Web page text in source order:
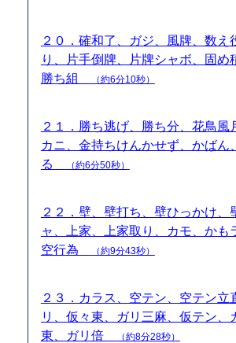
２０．確和了、ガジ、風牌、数え
り、片手倒牌、片牌シャボ、固め
勝ち組
（約6分10秒）
２１．勝ち逃げ、勝ち分、花鳥風
カニ、金持ちけんかせず、かばん
る
（約6分50秒）
２２．壁、壁打ち、壁ひっかけ、
ャ、上家、上家取り、カモ、かも
空行為
（約9分43秒）
２３．カラス、空テン、空テン立
リ、仮々東、ガリ三麻、仮テン、
東、ガリ倍
（約8分28秒）